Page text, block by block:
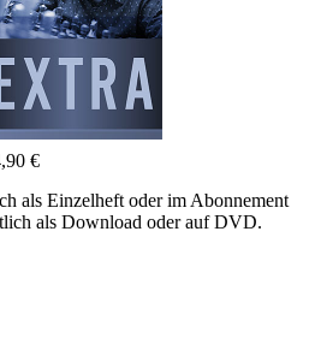
€
als Einzelheft oder im Abonnement
als Download oder auf DVD.